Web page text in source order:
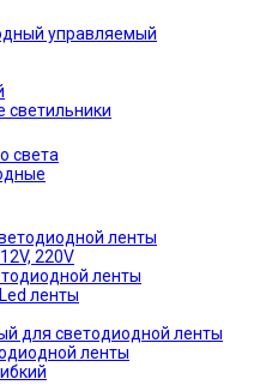
управляемый
светильники
света
ленты
220V
ленты
ленты
для светодиодной ленты
ленты